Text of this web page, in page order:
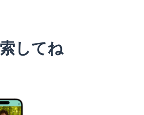
してね